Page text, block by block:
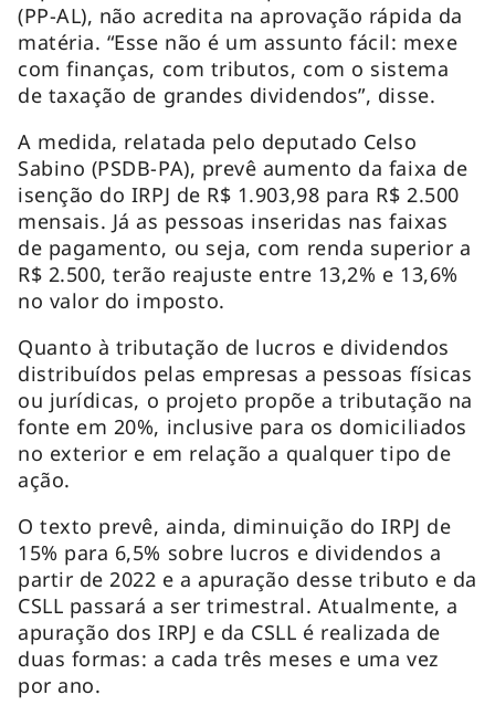
(PP-AL), não acredita na aprovação rápida da
matéria. “Esse não é um assunto fácil: mexe
com finanças, com tributos, com o sistema
de taxação de grandes dividendos”, disse.
A medida, relatada pelo deputado Celso
Sabino (PSDB-PA), prevê aumento da faixa de
isenção do IRPJ de R$ 1.903,98 para R$ 2.500
mensais. Já as pessoas inseridas nas faixas
de pagamento, ou seja, com renda superior a
R$ 2.500, terão reajuste entre 13,2% e 13,6%
no valor do imposto.
Quanto à tributação de lucros e dividendos
distribuídos pelas empresas a pessoas físicas
ou jurídicas, o projeto propõe a tributação na
fonte em 20%, inclusive para os domiciliados
no exterior e em relação a qualquer tipo de
ação.
O texto prevê, ainda, diminuição do IRPJ de
15% para 6,5% sobre lucros e dividendos a
partir de 2022 e a apuração desse tributo e da
CSLL passará a ser trimestral. Atualmente, a
apuração dos IRPJ e da CSLL é realizada de
duas formas: a cada três meses e uma vez
por ano.